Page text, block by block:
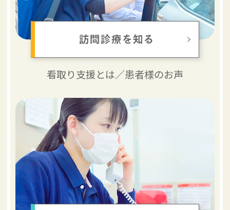
訪問診療を知る
看取り支援とは／患者様のお声